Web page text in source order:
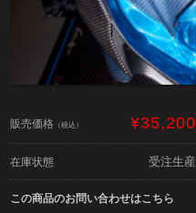
販売価格 （税込） ¥35,200
在庫状態 受注生産
この商品のお問い合わせはこちら